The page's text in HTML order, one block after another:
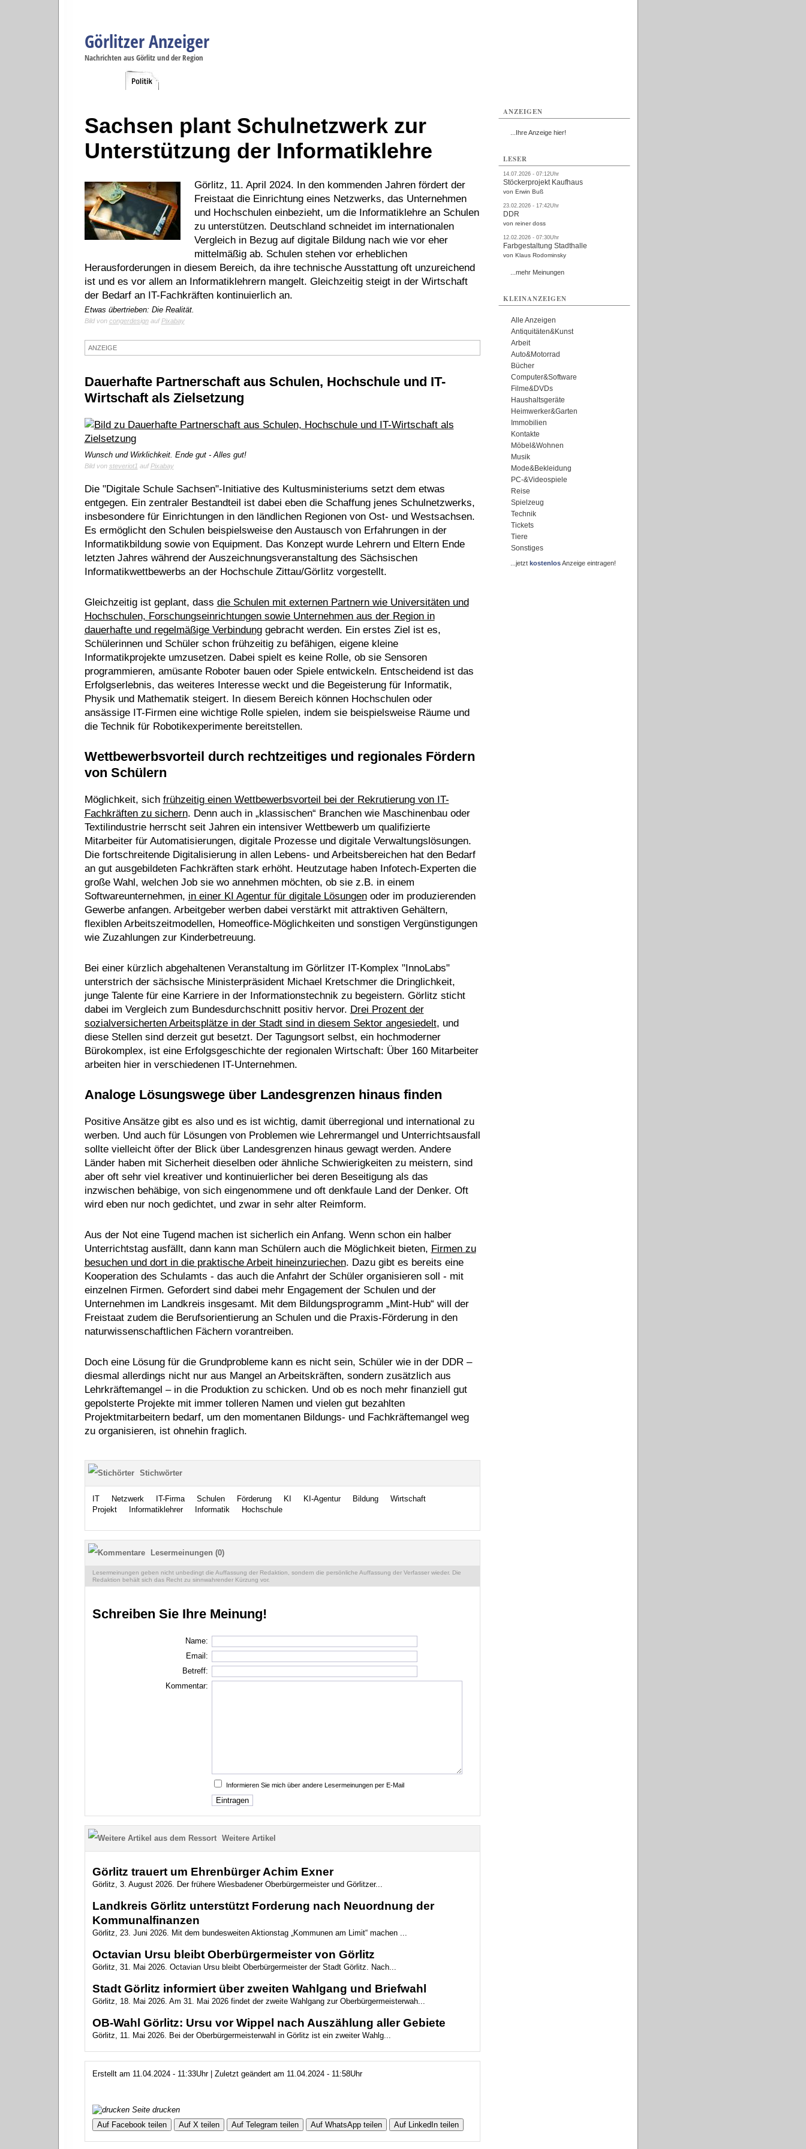
Görlitzer Anzeiger
Nachrichten aus Görlitz und der Region
Sachsen plant Schulnetzwerk zur
Unterstützung der Informatiklehre
Görlitz, 11. April 2024. In den kommenden Jahren fördert der
Freistaat die Einrichtung eines Netzwerks, das Unternehmen
und Hochschulen einbezieht, um die Informatiklehre an Schulen
zu unterstützen. Deutschland schneidet im internationalen
Vergleich in Bezug auf digitale Bildung nach wie vor eher
mittelmäßig ab. Schulen stehen vor erheblichen
Herausforderungen in diesem Bereich, da ihre technische Ausstattung oft unzureichend
ist und es vor allem an Informatiklehrern mangelt. Gleichzeitig steigt in der Wirtschaft
der Bedarf an IT-Fachkräften kontinuierlich an.
Etwas übertrieben: Die Realität.
Bild von congerdesignaufPixabay
ANZEIGE
Dauerhafte Partnerschaft aus Schulen, Hochschule und IT-
Wirtschaft als Zielsetzung
Wunsch und Wirklichkeit. Ende gut - Alles gut!
Bild von steveriot1 aufPixabay
Die "Digitale Schule Sachsen"-Initiative des Kultusministeriums setzt dem etwas
entgegen. Ein zentraler Bestandteil ist dabei eben die Schaffung jenes Schulnetzwerks,
insbesondere für Einrichtungen in den ländlichen Regionen von Ost- und Westsachsen.
Es ermöglicht den Schulen beispielsweise den Austausch von Erfahrungen in der
Informatikbildung sowie von Equipment. Das Konzept wurde Lehrern und Eltern Ende
letzten Jahres während der Auszeichnungsveranstaltung des Sächsischen
Informatikwettbewerbs an der Hochschule Zittau/Görlitz vorgestellt.
Gleichzeitig ist geplant, dass die Schulen mit externen Partnern wie Universitäten und
Hochschulen, Forschungseinrichtungen sowie Unternehmen aus der Region in
dauerhafte und regelmäßige Verbindunggebracht werden. Ein erstes Ziel ist es,
Schülerinnen und Schüler schon frühzeitig zu befähigen, eigene kleine
Informatikprojekte umzusetzen. Dabei spielt es keine Rolle, ob sie Sensoren
programmieren, amüsante Roboter bauen oder Spiele entwickeln. Entscheidend ist das
Erfolgserlebnis, das weiteres Interesse weckt und die Begeisterung für Informatik,
Physik und Mathematik steigert. In diesem Bereich können Hochschulen oder
ansässige IT-Firmen eine wichtige Rolle spielen, indem sie beispielsweise Räume und
die Technik für Robotikexperimente bereitstellen.
Wettbewerbsvorteil durch rechtzeitiges und regionales Fördern
von Schülern
Möglichkeit, sich frühzeitig einen Wettbewerbsvorteil bei der Rekrutierung von IT-
Fachkräften zu sichern. Denn auch in „klassischen“ Branchen wie Maschinenbau oder
Textilindustrie herrscht seit Jahren ein intensiver Wettbewerb um qualifizierte
Mitarbeiter für Automatisierungen, digitale Prozesse und digitale Verwaltungslösungen.
Die fortschreitende Digitalisierung in allen Lebens- und Arbeitsbereichen hat den Bedarf
an gut ausgebildeten Fachkräften stark erhöht. Heutzutage haben Infotech-Experten die
große Wahl, welchen Job sie wo annehmen möchten, ob sie z.B. in einem
Softwareunternehmen, in einer KI Agentur für digitale Lösungenoder im produzierenden
Gewerbe anfangen. Arbeitgeber werben dabei verstärkt mit attraktiven Gehältern,
flexiblen Arbeitszeitmodellen, Homeoffice-Möglichkeiten und sonstigen Vergünstigungen
wie Zuzahlungen zur Kinderbetreuung.
Bei einer kürzlich abgehaltenen Veranstaltung im Görlitzer IT-Komplex "InnoLabs"
unterstrich der sächsische Ministerpräsident Michael Kretschmer die Dringlichkeit,
junge Talente für eine Karriere in der Informationstechnik zu begeistern. Görlitz sticht
dabei im Vergleich zum Bundesdurchschnitt positiv hervor. Drei Prozent der
sozialversicherten Arbeitsplätze in der Stadt sind in diesem Sektor angesiedelt, und
diese Stellen sind derzeit gut besetzt. Der Tagungsort selbst, ein hochmoderner
Bürokomplex, ist eine Erfolgsgeschichte der regionalen Wirtschaft: Über 160 Mitarbeiter
arbeiten hier in verschiedenen IT-Unternehmen.
Analoge Lösungswege über Landesgrenzen hinaus finden
Positive Ansätze gibt es also und es ist wichtig, damit überregional und international zu
werben. Und auch für Lösungen von Problemen wie Lehrermangel und Unterrichtsausfall
sollte vielleicht öfter der Blick über Landesgrenzen hinaus gewagt werden. Andere
Länder haben mit Sicherheit dieselben oder ähnliche Schwierigkeiten zu meistern, sind
aber oft sehr viel kreativer und kontinuierlicher bei deren Beseitigung als das
inzwischen behäbige, von sich eingenommene und oft denkfaule Land der Denker. Oft
wird eben nur noch gedichtet, und zwar in sehr alter Reimform.
Aus der Not eine Tugend machen ist sicherlich ein Anfang. Wenn schon ein halber
Unterrichtstag ausfällt, dann kann man Schülern auch die Möglichkeit bieten, Firmen zu
besuchen und dort in die praktische Arbeit hineinzuriechen. Dazu gibt es bereits eine
Kooperation des Schulamts - das auch die Anfahrt der Schüler organisieren soll - mit
einzelnen Firmen. Gefordert sind dabei mehr Engagement der Schulen und der
Unternehmen im Landkreis insgesamt. Mit dem Bildungsprogramm „Mint-Hub“ will der
Freistaat zudem die Berufsorientierung an Schulen und die Praxis-Förderung in den
naturwissenschaftlichen Fächern vorantreiben.
Doch eine Lösung für die Grundprobleme kann es nicht sein, Schüler wie in der DDR –
diesmal allerdings nicht nur aus Mangel an Arbeitskräften, sondern zusätzlich aus
Lehrkräftemangel – in die Produktion zu schicken. Und ob es noch mehr finanziell gut
gepolsterte Projekte mit immer tolleren Namen und vielen gut bezahlten
Projektmitarbeitern bedarf, um den momentanen Bildungs- und Fachkräftemangel weg
zu organisieren, ist ohnehin fraglich.
Stichwörter
IT Netzwerk IT-Firma Schulen Förderung KI KI-Agentur Bildung
Wirtschaft
Projekt
Informatiklehrer Informatik Hochschule
Lesermeinungen (0)
Lesermeinungen geben nicht unbedingt die Auffassung der Redaktion, sondern die persönliche Auffassung der Verfasser wieder. Die
Redaktion behält sich das Recht zu sinnwahrender Kürzung vor.
Schreiben Sie Ihre Meinung!
Name:
Email:
Betreff:
Kommentar:
Informieren Sie mich über andere Lesermeinungen per E-Mail
Weitere Artikel
Görlitz trauert um Ehrenbürger Achim Exner
Görlitz, 3. August 2026. Der frühere Wiesbadener Oberbürgermeister und Görlitzer...
Landkreis Görlitz unterstützt Forderung nach Neuordnung der
Kommunalfinanzen
Görlitz, 23. Juni 2026. Mit dem bundesweiten Aktionstag „Kommunen am Limit“ machen ...
Octavian Ursu bleibt Oberbürgermeister von Görlitz
Görlitz, 31. Mai 2026. Octavian Ursu bleibt Oberbürgermeister der Stadt Görlitz. Nach...
Stadt Görlitz informiert über zweiten Wahlgang und Briefwahl
Görlitz, 18. Mai 2026. Am 31. Mai 2026 findet der zweite Wahlgang zur Oberbürgermeisterwah...
OB-Wahl Görlitz: Ursu vor Wippel nach Auszählung aller Gebiete
Görlitz, 11. Mai 2026. Bei der Oberbürgermeisterwahl in Görlitz ist ein zweiter Wahlg...
Erstellt am 11.04.2024 - 11:33Uhr | Zuletzt geändert am 11.04.2024 - 11:58Uhr
Seite drucken
Auf Facebook teilen
Auf X teilen Auf Telegram teilen Auf WhatsApp teilen Auf LinkedIn teilen
ANZEIGEN
...Ihre Anzeige hier!
LESER
14.07.2026 - 07:12Uhr
Stöckerprojekt Kaufhaus
von Erwin Buß
23.02.2026 - 17:42Uhr
DDR
von reiner doss
12.02.2026 - 07:30Uhr
Farbgestaltung Stadthalle
von Klaus Rodominsky
...mehr Meinungen
KLEINANZEIGEN
Alle Anzeigen
Antiquitäten&Kunst
Arbeit
Auto&Motorrad
Bücher
Computer&Software
Filme&DVDs
Haushaltsgeräte
Heimwerker&Garten
Immobilien
Kontakte
Möbel&Wohnen
Musik
Mode&Bekleidung
PC-&Videospiele
Reise
Spielzeug
Technik
Tickets
Tiere
Sonstiges
...jetzt kostenlosAnzeige eintragen!